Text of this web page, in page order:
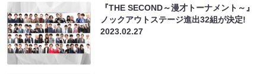
『THE SECOND～漫才トーナメント～』
ノックアウトステージ進出32組が決定!
2023.02.27